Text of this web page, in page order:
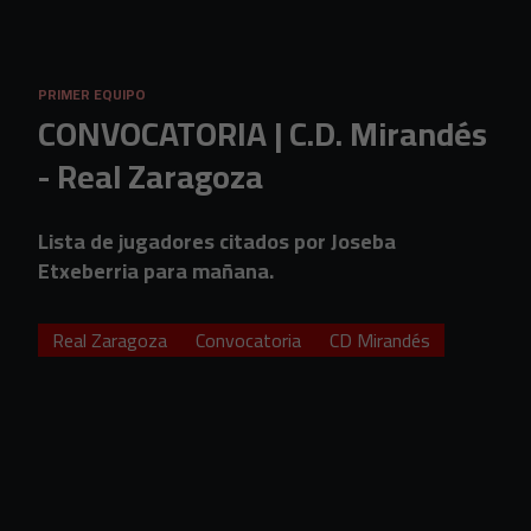
PRIMER EQUIPO
CONVOCATORIA | C.D. Mirandés
- Real Zaragoza
Lista de jugadores citados por Joseba
Etxeberria para mañana.
Real Zaragoza Convocatoria CD Mirandés